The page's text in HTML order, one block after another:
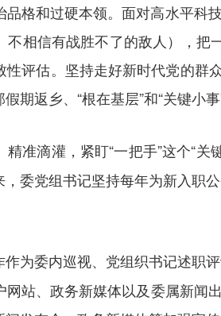
格和过硬本领。面对高水平科
相信有战胜不了的敌人），
评估。坚持走好新时代党的群
返乡、“根在基层”和“关键小
精准滴灌，紧盯“一把手”这个“
委党组书记坚持每年为新入职
为委内巡视、党组织书记述职
站、政务新媒体以及委属新闻